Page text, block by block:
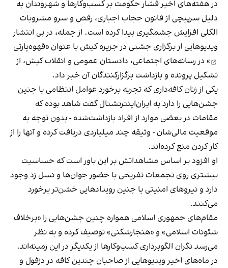
در هفته‌های اخیر فشار حکومت بر کسب‌وکارها و شهروندان به
دلیل سرپیچی از قانون حجاب اجباری، رقص و سرو مشروبات
الکلی افزایش چشمگیری پیدا کرده است. از جمله، در پی انتشار
ویدیوهایی از برگزاری جشنی در جزیره کیش با عنوان «قهوه‌پارتی
» در رسانه‌های اجتماعی، دادستان عمومی و انقلاب کیش، از
تشکیل پرونده و بازداشت برگزارکنندگان آن خبر داد.
یکی از زنان کافه‌داری که تجربه برخورد عوامل انتظامی با چنین
جشن‌هایی را دارد به ایران‌اینترنشنال گفت شاهد بوده که
مقامات در بعضی موارد از افراد بازداشت‌‌شده - بدون توجه به
موقعیت مالی‌شان - وثیقه چند میلیاردی دریافت کرده و آنها را از
کار کردن منع کرده‌اند.
او افزود بر اساس مشاهداتش بر این باور است که حساسیت
بیشتری روی تجمعات تفریحی با حضور جوان‌ها و نسل زد وجود
دارد و نیروهای امنیتی با چنین رویدادهایی خشن‌تر برخورد
می‌کنند.
مقام‌های جمهوری اسلامی همواره چنین جشن‌هایی را «برخلاف
شئونات اسلامی» و «هنجارشکنی» توصیف کرده و به نظر
می‌رسد نگران الگوبرداری کسب‌وکارها از یکدیگر در این زمینه‌اند.
در ماه‌های اخیر ویدیوهایی از صاحبان چندین کافه در دزفول و